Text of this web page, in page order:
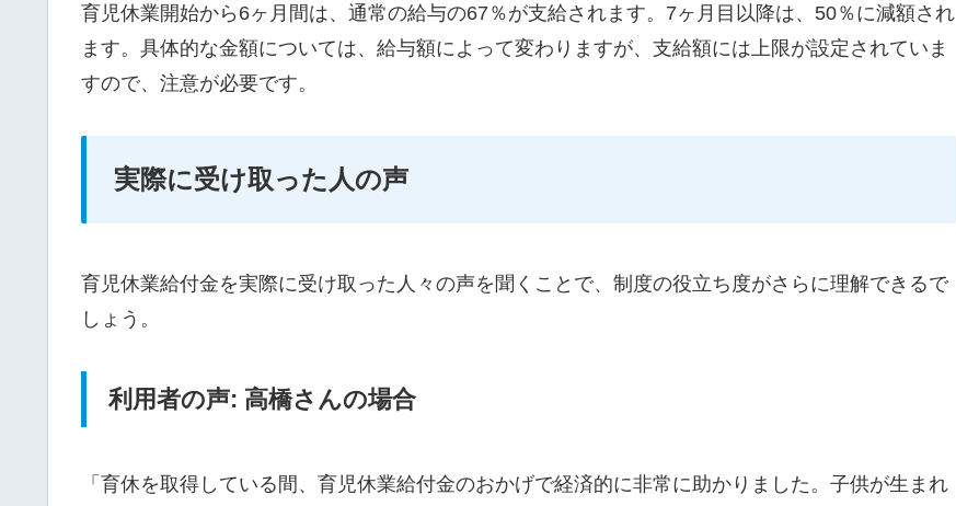
育児休業開始から6ヶ月間は、通常の給与の67％が支給されます。7ヶ月目以降は、50％に減額され
ます。具体的な金額については、給与額によって変わりますが、支給額には上限が設定されていま
すので、注意が必要です。
実際に受け取った人の声
育児休業給付金を実際に受け取った人々の声を聞くことで、制度の役立ち度がさらに理解できるで
しょう。
利用者の声: 高橋さんの場合
「育休を取得している間、育児休業給付金のおかげで経済的に非常に助かりました。子供が生まれ